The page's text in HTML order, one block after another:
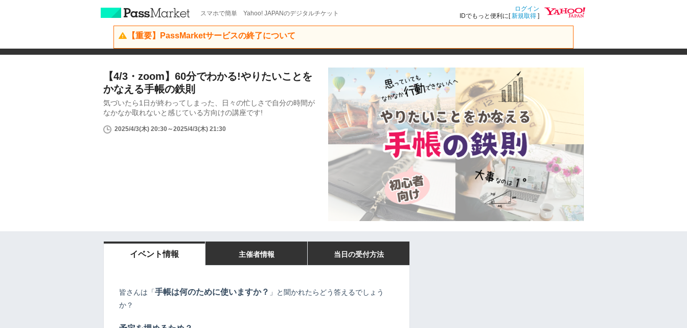
スマホで簡単 Yahoo! JAPANのデジタルチケット
ログイン
IDでもっと便利に[新規取得 ]
【重要】PassMarketサービスの終了について
【4/3・zoom】60分でわかる!やりたいことを
かなえる手帳の鉄則
気づいたら1日が終わってしまった、日々の忙しさで自分の時間が
なかなか取れないと感じている方向けの講座です!
2025/4/3(木) 20:30～2025/4/3(木) 21:30
イベント情報 主催者情報 当日の受付方法
皆さんは「 手帳は何のために使いますか？ 」と聞かれたらどう答えるでしょう
か？